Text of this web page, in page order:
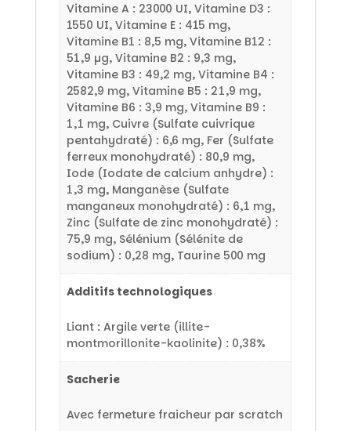
Vitamine A : 23000 UI, Vitamine D3 :
1550 UI, Vitamine E : 415 mg,
Vitamine B1 : 8,5 mg, Vitamine B12 :
51,9 µg, Vitamine B2 : 9,3 mg,
Vitamine B3 : 49,2 mg, Vitamine B4 :
2582,9 mg, Vitamine B5 : 21,9 mg,
Vitamine B6 : 3,9 mg, Vitamine B9 :
1,1 mg, Cuivre (Sulfate cuivrique
pentahydraté) : 6,6 mg, Fer (Sulfate
ferreux monohydraté) : 80,9 mg,
Iode (Iodate de calcium anhydre) :
1,3 mg, Manganèse (Sulfate
manganeux monohydraté) : 6,1 mg,
Zinc (Sulfate de zinc monohydraté) :
75,9 mg, Sélénium (Sélénite de
sodium) : 0,28 mg, Taurine 500 mg
Additifs technologiques
Liant : Argile verte (illite-
montmorillonite-kaolinite) : 0,38%
Sacherie
Avec fermeture fraicheur par scratch